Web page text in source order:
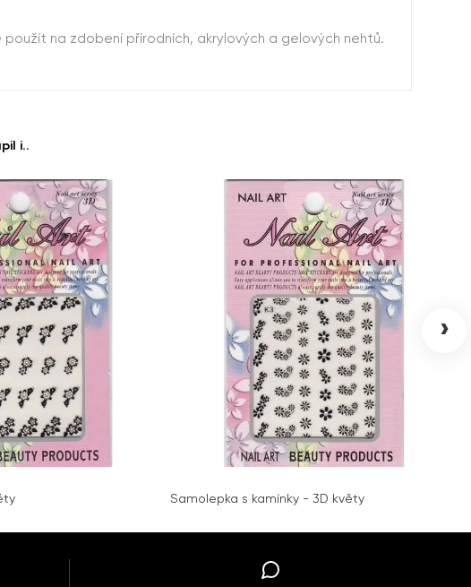
na zdobení přírodních, akrylových a gelových nehtů.
i..
Samolepka s kamínky - 3D květy
›